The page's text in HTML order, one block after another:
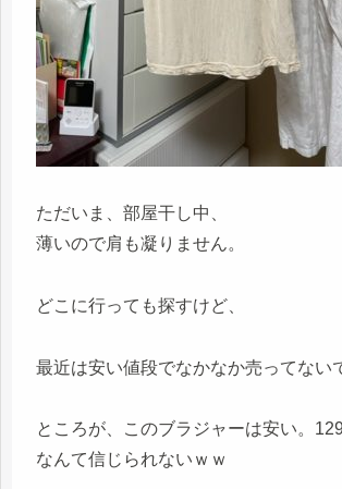
ただいま、部屋干し中、
薄いので肩も凝りません。
どこに行っても探すけど、
最近は安い値段でなかなか売ってない
ところが、このブラジャーは安い。
なんて信じられないｗｗ